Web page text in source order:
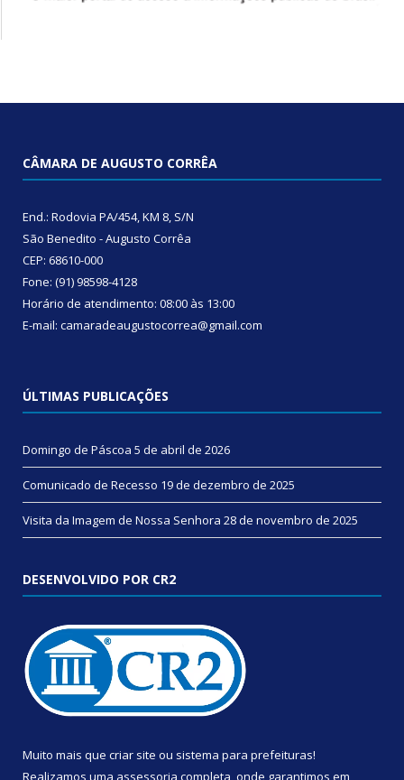
CÂMARA DE AUGUSTO CORRÊA
End.: Rodovia PA/454, KM 8, S/N
São Benedito - Augusto Corrêa
CEP: 68610-000
Fone: (91) 98598-4128
Horário de atendimento: 08:00 às 13:00
E-mail: camaradeaugustocorrea@gmail.com
ÚLTIMAS PUBLICAÇÕES
Domingo de Páscoa 5 de abril de 2026
Comunicado de Recesso 19 de dezembro de 2025
Visita da Imagem de Nossa Senhora 28 de novembro de 2025
DESENVOLVIDO POR CR2
Muito mais que criar site ou sistema para prefeituras!